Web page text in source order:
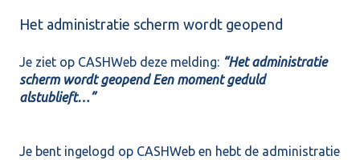
Het administratie scherm wordt geopend
Je ziet op CASHWeb deze melding: “Het administratie
scherm wordt geopend Een moment geduld
alstublieft…”
Je bent ingelogd op CASHWeb en hebt de administratie